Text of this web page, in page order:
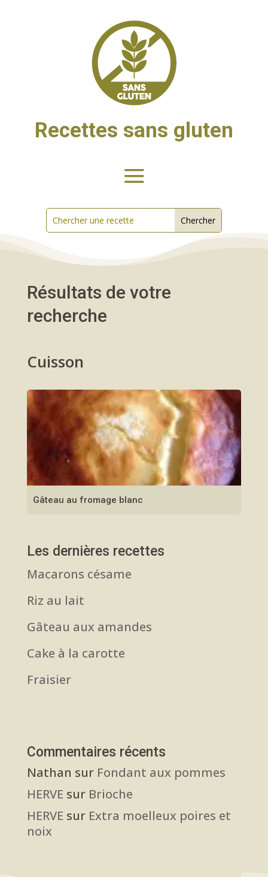
Recettes sans gluten
Résultats de votre
recherche
Cuisson
Gâteau au fromage blanc
Les dernières recettes
Macarons césame
Riz au lait
Gâteau aux amandes
Cake à la carotte
Fraisier
Commentaires récents
Nathan sur Fondant aux pommes
HERVE sur Brioche
HERVE sur Extra moelleux poires et
noix